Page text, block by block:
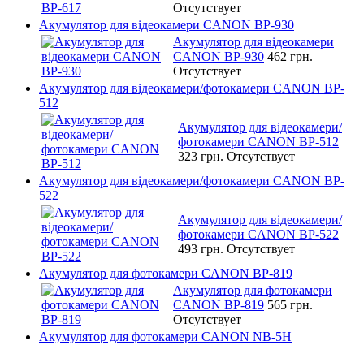
Отсутствует
Акумулятор для відеокамери CANON BP-930
Акумулятор для відеокамери
CANON BP-930 462 грн.
Отсутствует
Акумулятор для відеокамери/фотокамери CANON BP-
512
Акумулятор для відеокамери/
фотокамери CANON BP-512
323 грн. Отсутствует
Акумулятор для відеокамери/фотокамери CANON BP-
522
Акумулятор для відеокамери/
фотокамери CANON BP-522
493 грн. Отсутствует
Акумулятор для фотокамери CANON BP-819
Акумулятор для фотокамери
CANON BP-819 565 грн.
Отсутствует
Акумулятор для фотокамери CANON NB-5H